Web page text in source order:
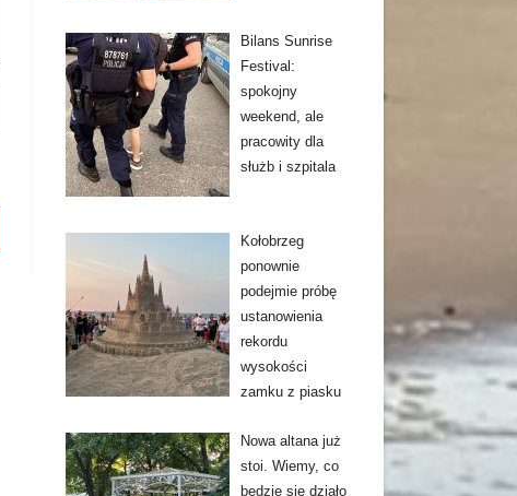
Bilans Sunrise
Festival:
spokojny
weekend, ale
pracowity dla
służb i szpitala
Kołobrzeg
ponownie
podejmie próbę
ustanowienia
rekordu
wysokości
zamku z piasku
Nowa altana już
stoi. Wiemy, co
będzie się działo